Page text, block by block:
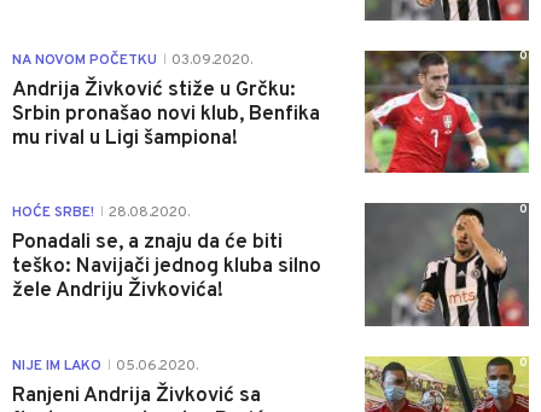
NA NOVOM POČETKU 03.09.2020.
Andrija Živković stiže u Grčku:
Srbin pronašao novi klub, Benfika
mu rival u Ligi šampiona!
0
HOĆE SRBE! 28.08.2020.
Ponadali se, a znaju da će biti
teško: Navijači jednog kluba silno
žele Andriju Živkovića!
0
NIJE IM LAKO 05.06.2020.
Ranjeni Andrija Živković sa
0